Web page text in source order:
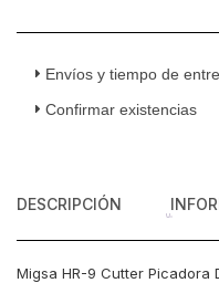
Inoxidable
cantidad
Envíos y tiempo de
Confirmar existencias
DESCRIPCIÓN
Migsa HR-9 Cutter Picadora